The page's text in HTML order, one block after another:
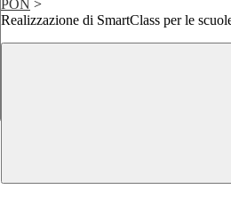
PON >
Realizzazione di SmartClass per le